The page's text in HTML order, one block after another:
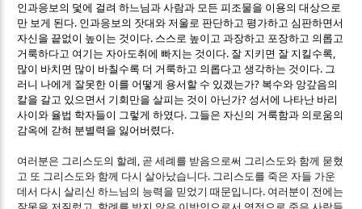
인과응보의 덫에 걸려 하느님과 사람과 모든 피조물을 이용의 대상으로
만 보게 된다. 인과응보의 잣대와 저울로 판단하고 평가하고 심판하면서
자신을 끝없이 높이는 것이다. 스스로 높이고 과장하고 포장하고 의롭고
거룩하다고 여기는 자아도취에 빠지는 것이다. 잘 지키면 잘 지킬수록,
많이 바치면 많이 바칠수록 더 거룩하고 의롭다고 생각하는 것이다. 그
러니 나에게 잘못한 이를 어떻게 용서할 수 있겠는가? 복수와 앙갚음의
칼을 갈고 있으면서 기회만을 살피는 것이 아닌가? 성서에 나타난 바리
사이와 율법 학자들이 그렇게 하였다. 그들은 자신의 거룩함과 의로움의
감옥에 갇혀 분별력을 잃어버렸다.
여러분은 그리스도의 할례 , 곧 세례를 받음으로써 그리스도와 함께 묻혔
고 또 그리스도와 함께 다시 살아났습니다. 그리스도를 죽은 자들 가운
데서 다시 살리신 하느님의 능력을 믿었기 때문입니다. 여러분이 전에는